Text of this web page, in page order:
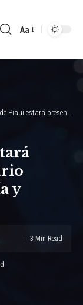
Font
Aa
en el Seminario Nacional de Tecnología y Gestión Pública
y
3 Min Read